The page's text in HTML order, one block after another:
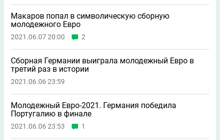
Макаров попал в символическую сборную
молодежного Евро
2021.06.07 20:00 2
Сборная Германии выиграла молодежный Евро в
третий раз в истории
2021.06.06 23:59
Молодежный Евро-2021. Германия победила
Португалию в финале
2021.06.06 23:53 1